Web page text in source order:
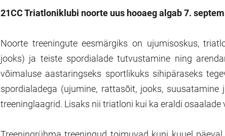
21CC Triatloniklubi noorte uus hooaeg algab 7.
Noorte treeningute eesmärgiks on ujumisoskus,
jooks) ja teiste spordialade tutvustamine ning
võimaluse aastaringseks sportlikuks sihipäraseks
spordialadega (ujumine, rattasõit, jooks, suusatamine
treeninglaagrid. Lisaks nii triatloni kui ka eraldi osaalade